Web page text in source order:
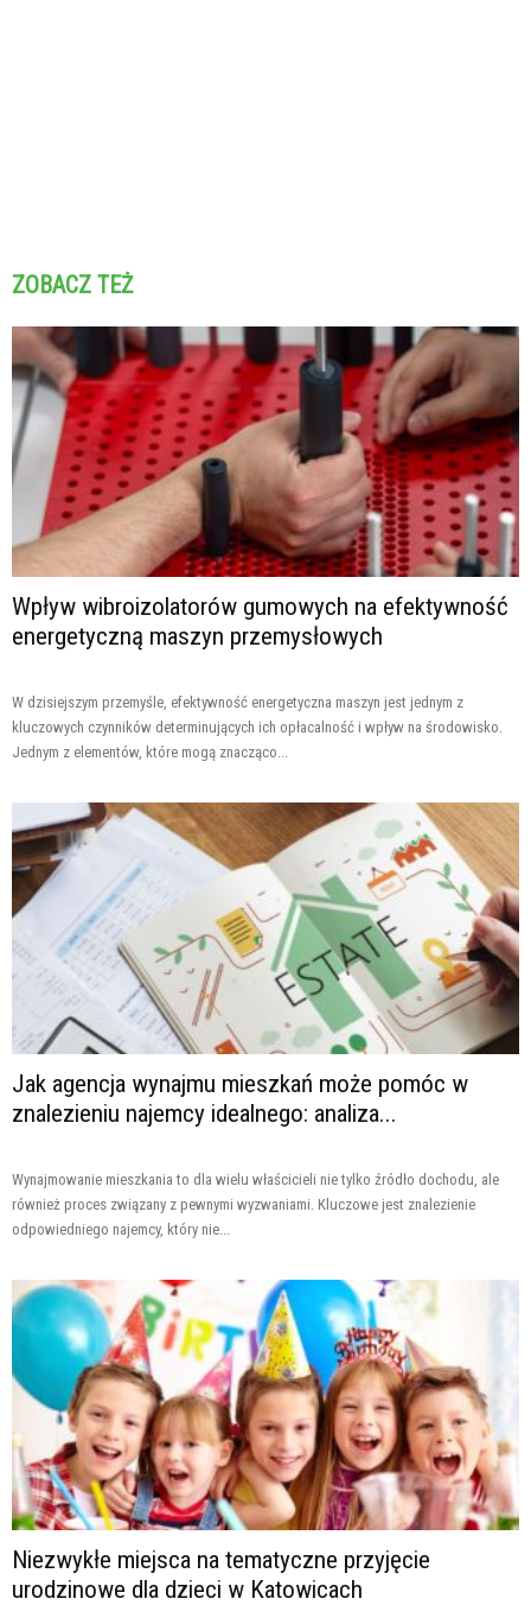
ZOBACZ TEŻ
Wpływ wibroizolatorów gumowych na efektywność
energetyczną maszyn przemysłowych
W dzisiejszym przemyśle, efektywność energetyczna maszyn jest jednym z
kluczowych czynników determinujących ich opłacalność i wpływ na środowisko.
Jednym z elementów, które mogą znacząco...
Jak agencja wynajmu mieszkań może pomóc w
znalezieniu najemcy idealnego: analiza...
Wynajmowanie mieszkania to dla wielu właścicieli nie tylko źródło dochodu, ale
również proces związany z pewnymi wyzwaniami. Kluczowe jest znalezienie
odpowiedniego najemcy, który nie...
Niezwykłe miejsca na tematyczne przyjęcie
urodzinowe dla dzieci w Katowicach